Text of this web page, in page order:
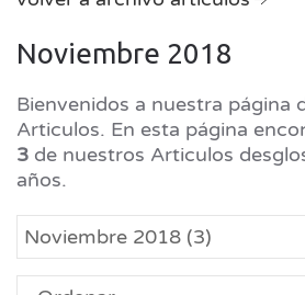
Noviembre 2018
Bienvenidos a nuestra página
Articulos. En esta página
3 de nuestros Articulos
años.